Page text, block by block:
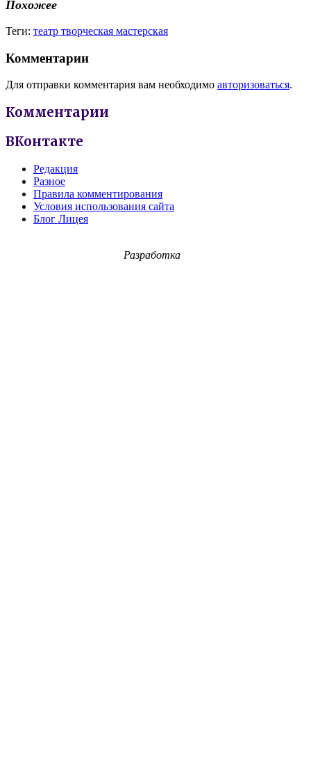
Похожее
Теги: театр творческая мастерская
Комментарии
Для отправки комментария вам необходимо авторизоваться.
Комментарии
ВКонтакте
Редакция
Разное
Правила комментирования
Условия использования сайта
Блог Лицея
Разработка